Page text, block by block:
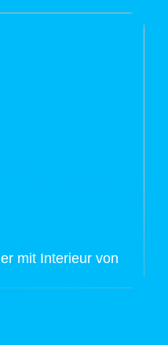
mit Interieur von